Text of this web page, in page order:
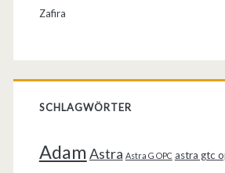
Zafira
SCHLAGWÖRTER
AdamAstra Astra G OPC astra gtc